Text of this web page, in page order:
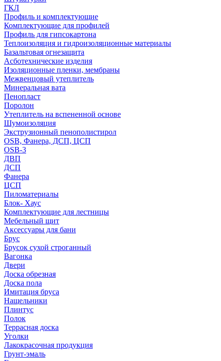
ГКЛ
Профиль и комплектующие
Комплектующие для профилей
Профиль для гипсокартона
Теплоизоляция и гидроизоляционные материалы
Базальтовая огнезащита
Асботехнические изделия
Изоляционные пленки, мембраны
Межвенцовый утеплитель
Минеральная вата
Пенопласт
Поролон
Утеплитель на вспененной основе
Шумоизоляция
Экструзионный пенополистирол
OSB, Фанера, ДСП, ЦСП
OSB-3
ДВП
ДСП
Фанера
ЦСП
Пиломатериалы
Блок- Хаус
Комплектующие для лестницы
Мебельный щит
Аксессуары для бани
Брус
Брусок сухой строганный
Вагонка
Двери
Доска обрезная
Доска пола
Имитация бруса
Нащельники
Плинтус
Полок
Террасная доска
Уголки
Лакокрасочная продукция
Грунт-эмаль